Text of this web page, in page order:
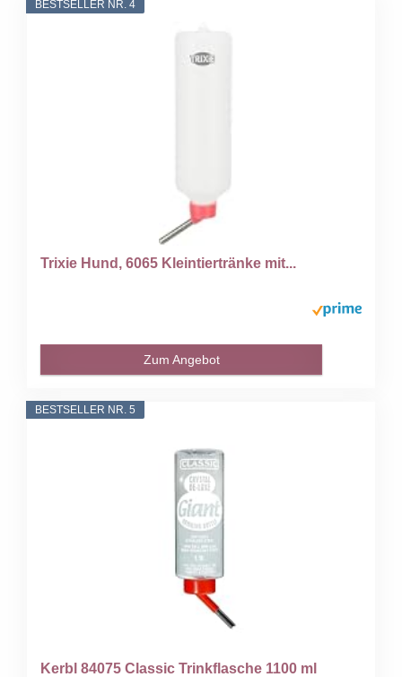
BESTSELLER NR. 4
Trixie Hund, 6065 Kleintiertränke mit...
Zum Angebot
BESTSELLER NR. 5
Kerbl 84075 Classic Trinkflasche 1100 ml